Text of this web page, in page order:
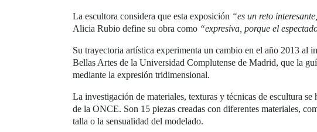
La escultora considera que esta exposición “es un reto
Alicia Rubio define su obra como “expresiva, porque el
Su trayectoria artística experimenta un cambio en el año 2013 al
Bellas Artes de la Universidad Complutense de Madrid, que la
mediante la expresión tridimensional.
La investigación de materiales, texturas y técnicas de escultura
de la ONCE. Son 15 piezas creadas con diferentes materiales,
talla o la sensualidad del modelado.